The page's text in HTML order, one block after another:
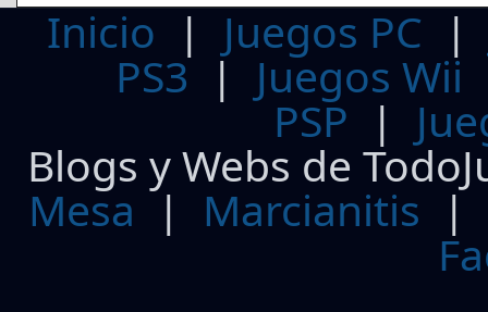
Inicio | Juegos PC
PS3| Juegos Wii
PSP |
Blogs y Webs de
Mesa | Marcianitis |